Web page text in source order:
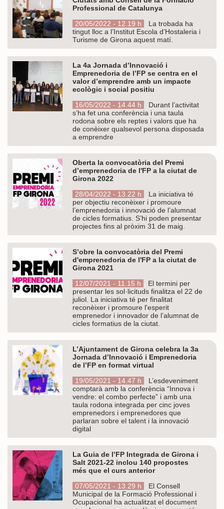
Professional de Catalunya
20/05/2022 - 12.19 h
La trobada ha
tingut lloc a l’Institut Escola d’Hostaleria i
Turisme de Girona aquest matí.
La 4a Jornada d’Innovació i
Emprenedoria de l’FP se centra en el
valor d’emprendre amb un impacte
ecològic i social positiu
16/05/2022 - 14.44 h
Durant l’activitat
s’ha fet una conferència i una taula
rodona sobre els reptes i valors que ha
de conèixer qualsevol persona disposada
a emprendre
Oberta la convocatòria del Premi
d’emprenedoria de l'FP a la ciutat de
Girona 2022
28/04/2022 - 13.22 h
La iniciativa té
per objectiu reconèixer i promoure
l’emprenedoria i innovació de l’alumnat
de cicles formatius. S’hi poden presentar
projectes fins al pròxim 31 de maig.
S’obre la convocatòria del Premi
d'emprenedoria de l'FP a la ciutat de
Girona 2021
12/07/2021 - 11.15 h
El termini per
presentar les sol·licituds finalitza el 22 de
juliol. La iniciativa té per finalitat
reconèixer i promoure l'esperit
emprenedor i innovador de l’alumnat de
cicles formatius de la ciutat.
L’Ajuntament de Girona celebra la 3a
Jornada d’Innovació i Emprenedoria
de l’FP en format virtual
19/05/2021 - 14.47 h
L’esdeveniment
comptarà amb la conferència “Innova i
vendre: el combo perfecte” i amb una
taula rodona integrada per cinc joves
emprenedors i emprenedores que
parlaran sobre el talent i la innovació
digital
La Guia de l’FP Integrada de Girona i
Salt 2021-22 inclou 140 propostes
més que el curs anterior
07/05/2021 - 13.29 h
El Consell
Municipal de la Formació Professional i
Ocupacional ha actualitzat el document